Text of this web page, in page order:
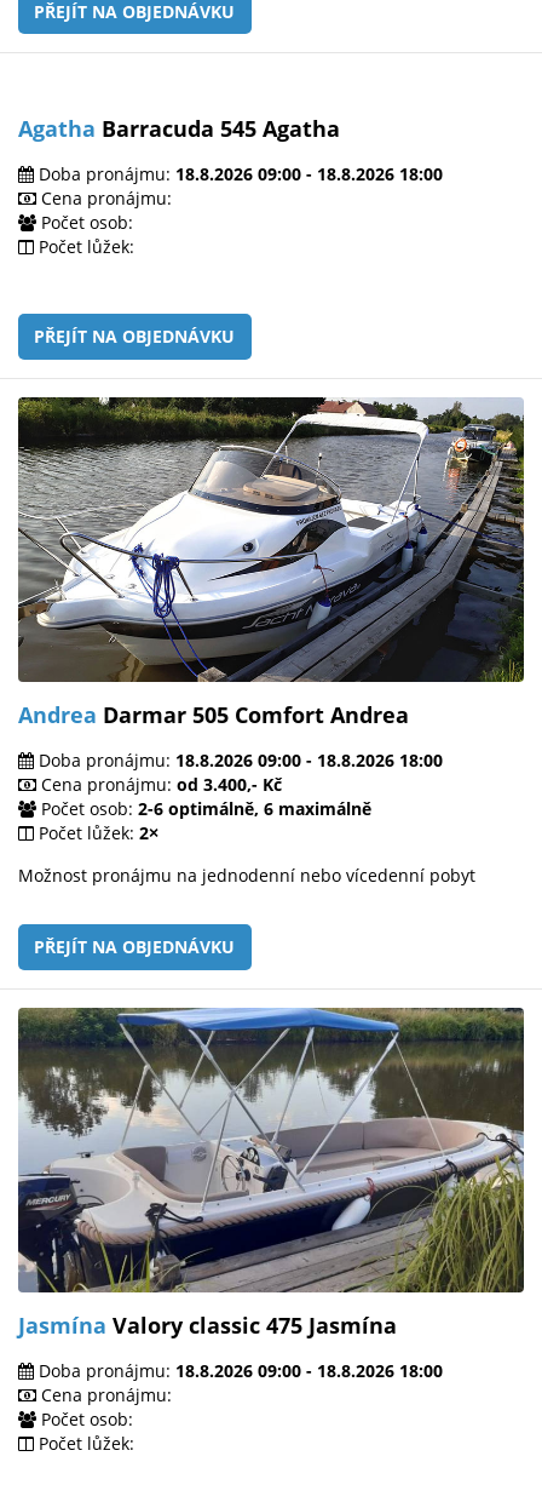
PŘEJÍT NA OBJEDNÁVKU
Agatha Barracuda 545 Agatha
Doba pronájmu: 18.8.2026 09:00 - 18.8.2026 18:00
Cena pronájmu:
Počet osob:
Počet lůžek:
PŘEJÍT NA OBJEDNÁVKU
Andrea Darmar 505 Comfort Andrea
Doba pronájmu: 18.8.2026 09:00 - 18.8.2026 18:00
Cena pronájmu: od 3.400,- Kč
Počet osob: 2-6 optimálně, 6 maximálně
Počet lůžek: 2×
Možnost pronájmu na jednodenní nebo vícedenní pobyt
PŘEJÍT NA OBJEDNÁVKU
Jasmína Valory classic 475 Jasmína
Doba pronájmu: 18.8.2026 09:00 - 18.8.2026 18:00
Cena pronájmu:
Počet osob:
Počet lůžek: